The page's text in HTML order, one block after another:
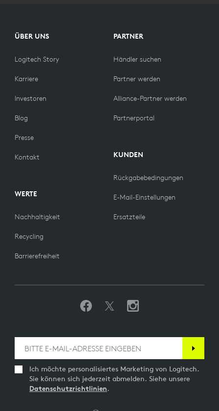
ÜBER UNS
Logitech Story
Karriere
Investoren
Blog
Presse
Kontakt
WERTE
Nachhaltigkeit
Recycling
Barrierefreiheit
PARTNER
Händler suchen
Partner werden
Alliance-Partner werden
Partnerportal
KUNDEN
Rückgabebedingungen
E-Mail-Einstellungen
Ersatzteile
Ich möchte personalisiertes Marketing von Logitech.
Sie können sich jederzeit abmelden. Siehe unsere
Datenschutzrichtlinien.